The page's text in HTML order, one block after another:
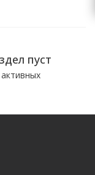
пуст